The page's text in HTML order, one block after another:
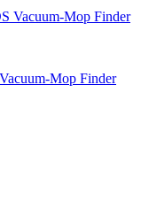
Mop Finder